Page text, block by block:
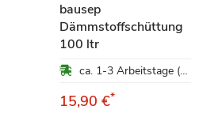
bausep
Dämmstoffschüttung
100 ltr
ca. 1-3 Arbeitstage (Mo-Fr)
15,90 €*